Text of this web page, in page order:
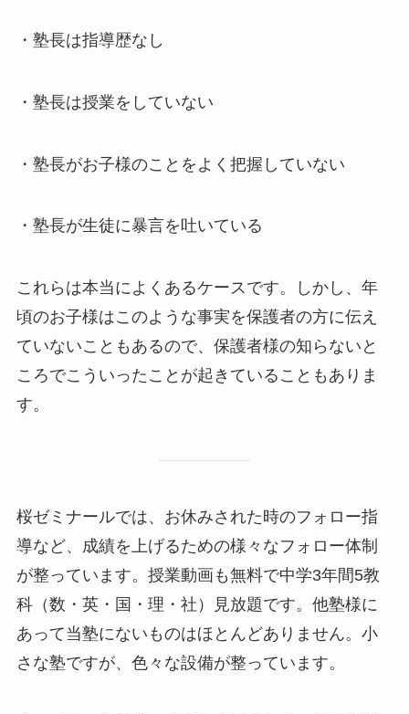
・塾長は指導歴なし
・塾長は授業をしていない
・塾長がお子様のことをよく把握していない
・塾長が生徒に暴言を吐いている
これらは本当によくあるケースです。しかし、年
頃のお子様はこのような事実を保護者の方に伝え
ていないこともあるので、保護者様の知らないと
ころでこういったことが起きていることもありま
す。
桜ゼミナールでは、お休みされた時のフォロー指
導など、成績を上げるための様々なフォロー体制
が整っています。授業動画も無料で中学3年間5教
科（数・英・国・理・社）見放題です。他塾様に
あって当塾にないものはほとんどありません。小
さな塾ですが、色々な設備が整っています。